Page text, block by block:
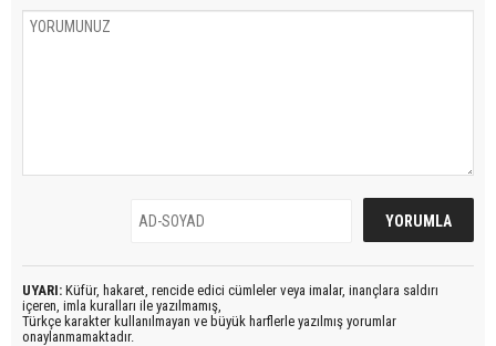
UYARI: Küfür, hakaret, rencide edici cümleler veya imalar, inançlara saldırı
içeren, imla kuralları ile yazılmamış,
Türkçe karakter kullanılmayan ve büyük harflerle yazılmış yorumlar
onaylanmamaktadır.